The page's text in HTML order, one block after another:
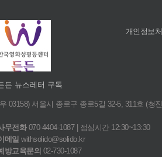
개인정보
든 뉴스레터 구독
03158) 서울시 종로구 종로5길 32-5, 311호 (청
무전화070-4404-1087 | 점심시간 12:30~13:30
메일 withsolido@solido.kr
방교육문의 02-730-1087